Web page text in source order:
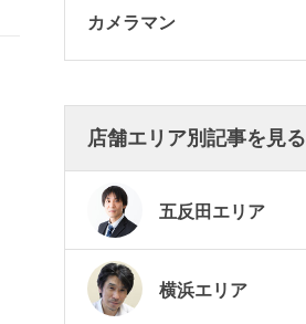
カメラマン
店舗エリア別記事を見る
五反田エリア
横浜エリア